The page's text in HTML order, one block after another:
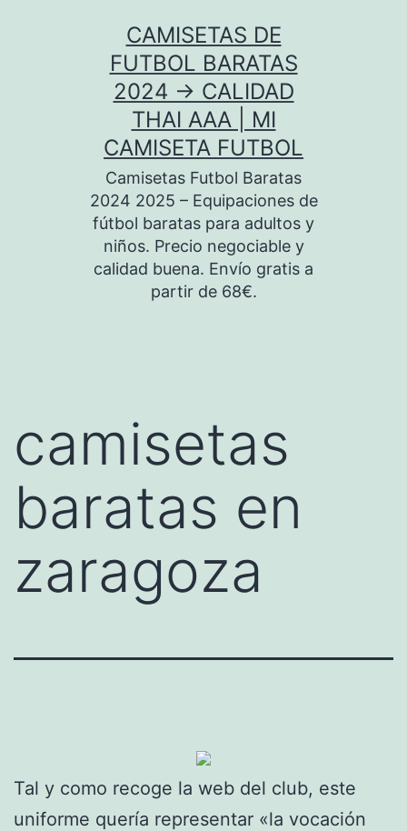
CAMISETAS DE
FUTBOL BARATAS
2024 → CALIDAD
THAI AAA | MI
CAMISETA FUTBOL
Camisetas Futbol Baratas
2024 2025 – Equipaciones de
fútbol baratas para adultos y
niños. Precio negociable y
calidad buena. Envío gratis a
partir de 68€.
camisetas
baratas en
zaragoza
Tal y como recoge la web del club, este
uniforme quería representar «la vocación